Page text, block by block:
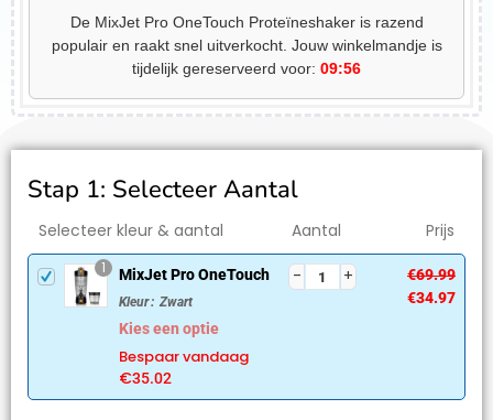
De MixJet Pro OneTouch Proteïneshaker is razend
populair en raakt snel uitverkocht. Jouw winkelmandje is
tijdelijk gereserveerd voor: 09:55
Stap 1: Selecteer Aantal
Selecteer kleur & aantal Aantal Prijs
1 MixJet Pro OneTouch
Kleur: Zwart
Kies een optie
Bespaar vandaag
€35.02
€69.99
€34.97